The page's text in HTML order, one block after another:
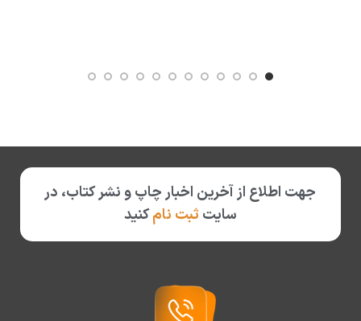
جهت اطلاع از آخرین اخبار چاپ و نشر کتاب، در
سایت ثبت نامکنید